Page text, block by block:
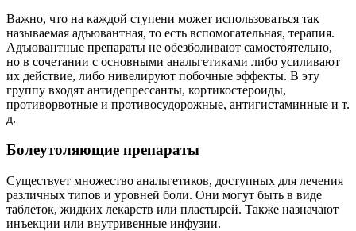
Важно, что на каждой ступени может использоваться так
называемая адъювантная, то есть вспомогательная, терапия.
Адъювантные препараты не обезболивают самостоятельно,
но в сочетании с основными анальгетиками либо усиливают
их действие, либо нивелируют побочные эффекты. В эту
группу входят антидепрессанты, кортикостероиды,
противорвотные и противосудорожные, антигистаминные и т.
д.
Болеутоляющие препараты
Существует множество анальгетиков, доступных для лечения
различных типов и уровней боли. Они могут быть в виде
таблеток, жидких лекарств или пластырей. Также назначают
инъекции или внутривенные инфузии.